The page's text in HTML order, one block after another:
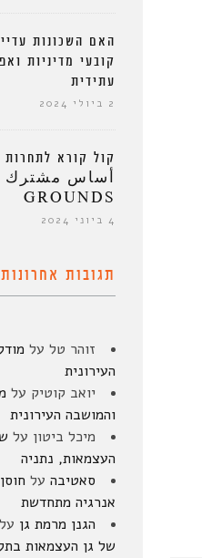
האם השכונות
קובעי מדיניות
עתידית
2 ביולי 2024
קול קורא
GROUNDS
4 ביוני 2024
תגובות אחרונות
זוהר טל על
העירונית
יואב קוטיק על
והמושבה העירונית
מיכל ביטון על
העצמאות, נתניה
סאטיבה על
אנרגיה מתחדשת
הגנן מרמת גן על
של גן העצמאות